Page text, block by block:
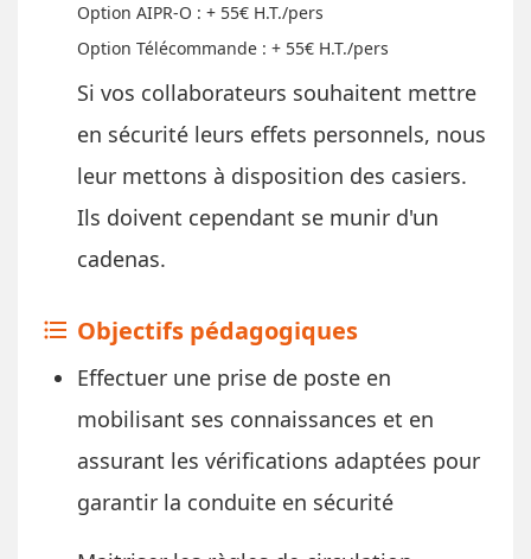
Option AIPR-O : + 55€ H.T./pers
Option Télécommande : + 55€ H.T./pers
​Si vos collaborateurs souhaitent mettre
en sécurité leurs effets personnels, nous
leur mettons à disposition des casiers.
Ils doivent cependant se munir d'un
cadenas.
format_list_bulleted Objectifs pédagogiques
Effectuer une prise de poste en
mobilisant ses connaissances et en
assurant les vérifications adaptées pour
garantir la conduite en sécurité